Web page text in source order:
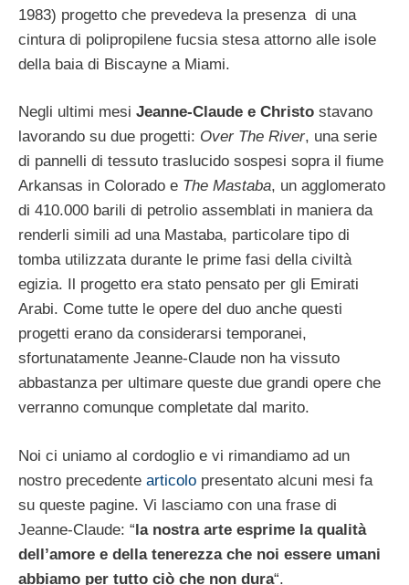
1983) progetto che prevedeva la presenza di una
cintura di polipropilene fucsia stesa attorno alle isole
della baia di Biscayne a Miami.
Negli ultimi mesi Jeanne-Claude e Christo stavano
lavorando su due progetti: Over The River, una serie
di pannelli di tessuto traslucido sospesi sopra il fiume
Arkansas in Colorado e The Mastaba, un agglomerato
di 410.000 barili di petrolio assemblati in maniera da
renderli simili ad una Mastaba, particolare tipo di
tomba utilizzata durante le prime fasi della civiltà
egizia. Il progetto era stato pensato per gli Emirati
Arabi. Come tutte le opere del duo anche questi
progetti erano da considerarsi temporanei,
sfortunatamente Jeanne-Claude non ha vissuto
abbastanza per ultimare queste due grandi opere che
verranno comunque completate dal marito.
Noi ci uniamo al cordoglio e vi rimandiamo ad un
nostro precedente articolo presentato alcuni mesi fa
su queste pagine. Vi lasciamo con una frase di
Jeanne-Claude: “la nostra arte esprime la qualità
dell’amore e della tenerezza che noi essere umani
abbiamo per tutto ciò che non dura“.